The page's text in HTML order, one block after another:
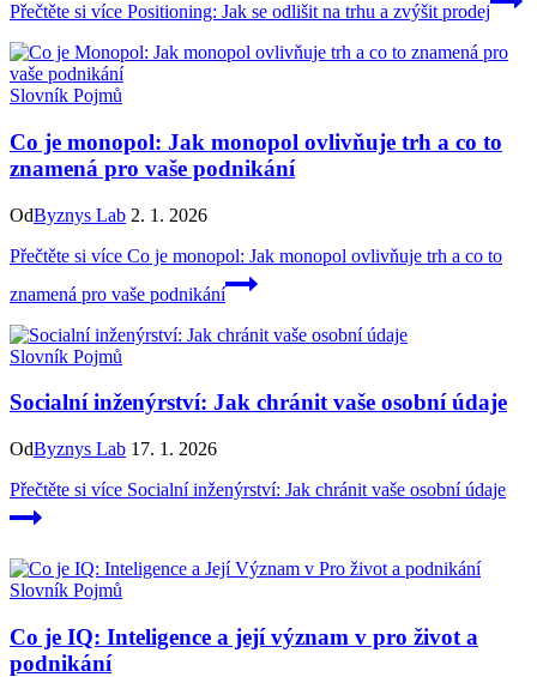
Přečtěte si více Positioning: Jak se odlišit na trhu a zvýšit prodej
Slovník Pojmů
Co je monopol: Jak monopol ovlivňuje trh a co to
znamená pro vaše podnikání
OdByznys Lab 2. 1. 2026
Přečtěte si více Co je monopol: Jak monopol ovlivňuje trh a co to
znamená pro vaše podnikání
Slovník Pojmů
Socialní inženýrství: Jak chránit vaše osobní údaje
OdByznys Lab 17. 1. 2026
Přečtěte si více Socialní inženýrství: Jak chránit vaše osobní údaje
Slovník Pojmů
Co je IQ: Inteligence a její význam v pro život a
podnikání